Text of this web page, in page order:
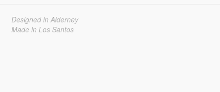
Designed in Alderney
Made in Los Santos